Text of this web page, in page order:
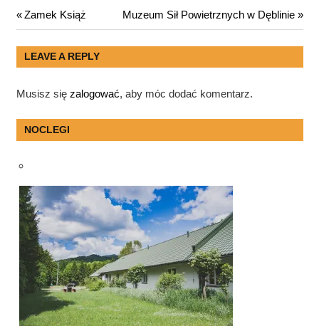
Nawigacja
wpisu
Previous
Post:
Zamek Książ
Next
Post:
Muzeum Sił Powietrznych w Dęblinie
LEAVE A REPLY
Musisz się zalogować, aby móc dodać komentarz.
NOCLEGI